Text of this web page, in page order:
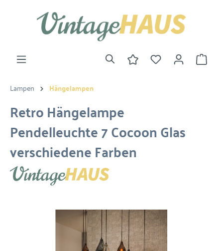
Lampen Hängelampen
Retro Hängelampe
Pendelleuchte 7 Cocoon Glas
verschiedene Farben